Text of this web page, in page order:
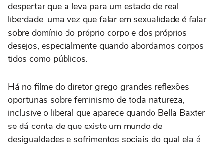
despertar que a leva para um estado de real
liberdade, uma vez que falar em sexualidade é falar
sobre domínio do próprio corpo e dos próprios
desejos, especialmente quando abordamos corpos
tidos como públicos.
Há no filme do diretor grego grandes reflexões
oportunas sobre feminismo de toda natureza,
inclusive o liberal que aparece quando Bella Baxter
se dá conta de que existe um mundo de
desigualdades e sofrimentos sociais do qual ela é